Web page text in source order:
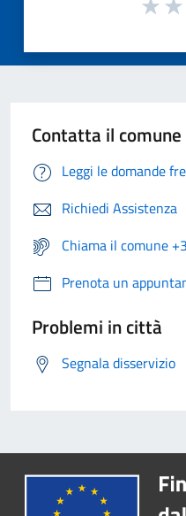
Contatta il comune
Leggi le domande
Richiedi Assistenza
Chiama il comune
Prenota un
Problemi in città
Segnala disservizio